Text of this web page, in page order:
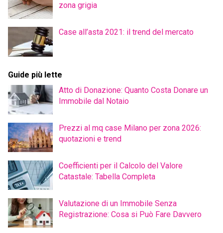
zona grigia
Case all’asta 2021: il trend del mercato
Guide più lette
Atto di Donazione: Quanto Costa Donare un
Immobile dal Notaio
Prezzi al mq case Milano per zona 2026:
quotazioni e trend
Coefficienti per il Calcolo del Valore
Catastale: Tabella Completa
Valutazione di un Immobile Senza
Registrazione: Cosa si Può Fare Davvero